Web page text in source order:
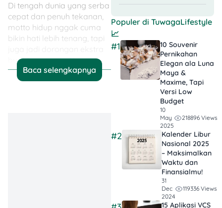
Di tengah dunia yang serba
cepat dan penuh tekanan,
motto hidup nggak cuma
bikin hati lebih tenang, tapi
buat terus maju. Dengan
satu kalimat sederhana,
kamu bisa ngerem
Baca selengkapnya
Populer di TuwagaLifestyle
📈
#1
10 Souvenir
Pernikahan
Elegan ala Luna
Maya &
Maxime, Tapi
Versi Low
Budget
10
May
2025
218896 Views
#2
Kalender Libur
Nasional 2025
– Maksimalkan
Waktu dan
Finansialmu!
31
Dec
2024
119336 Views
15 Aplikasi VCS